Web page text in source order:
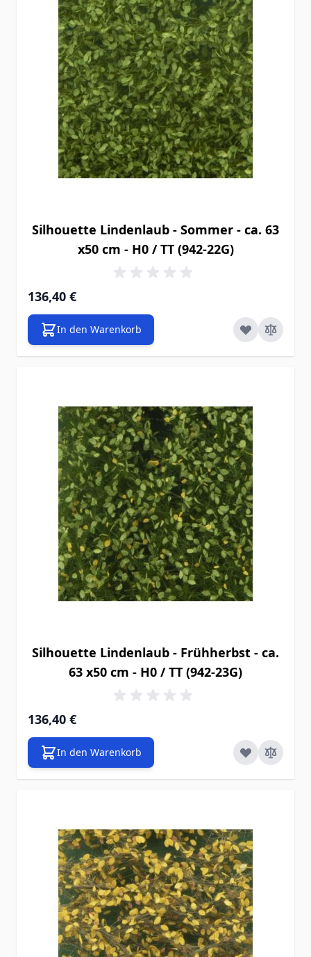
Silhouette Lindenlaub - Sommer - ca. 63
x50 cm - H0 / TT (942-22G)
136,40 €
In den Warenkorb
Silhouette Lindenlaub - Frühherbst - ca.
63 x50 cm - H0 / TT (942-23G)
136,40 €
In den Warenkorb